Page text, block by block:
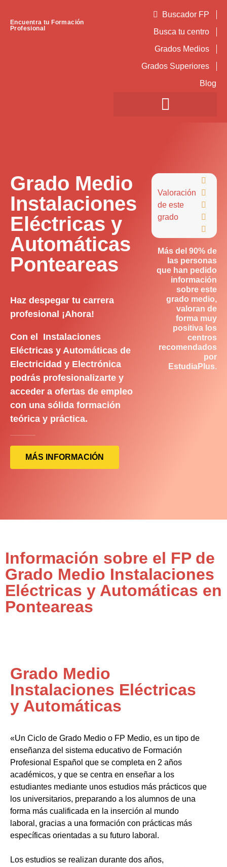
Encuentra tu Formación
Profesional
Buscador FP
Busca tu centro
Grados Medios
Grados Superiores
Blog
Grado Medio
Instalaciones
Eléctricas y
Automáticas
Ponteareas
Haz despegar tu carrera
profesional ¡Ahora!
Con el Instalaciones
Eléctricas y Automáticas de
Electricidad y Electrónica
podrás profesionalizarte y
acceder a ofertas de empleo
con una sólida formación
teórica y práctica.
MÁS INFORMACIÓN
Valoración
de este
grado





Más del 90% de
las personas
que han pedido
información
sobre este
grado medio,
valoran de
forma muy
positiva los
centros
recomendados
por
EstudiaPlus.
Información sobre el FP de
Grado Medio Instalaciones
Eléctricas y Automáticas en
Ponteareas
Grado Medio
Instalaciones Eléctricas
y Automáticas
«Un Ciclo de Grado Medio o FP Medio, es un tipo de
enseñanza del sistema educativo de Formación
Profesional Español que se completa en 2 años
académicos, y que se centra en enseñar a los
estudiantes mediante unos estudios más prácticos que
los universitarios, preparando a los alumnos de una
forma más cualificada en la inserción al mundo
laboral, gracias a una formación con prácticas más
específicas orientadas a su futuro laboral.
Los estudios se realizan durante dos años,